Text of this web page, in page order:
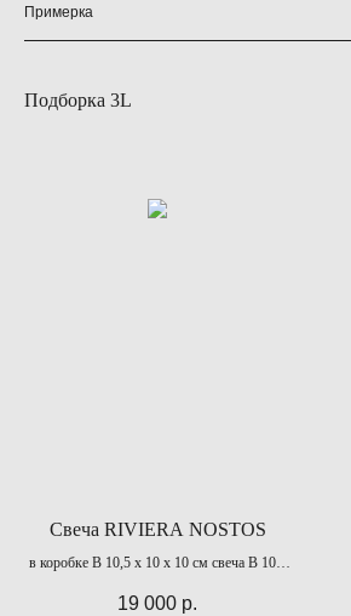
Примерка
Подборка 3L
Свеча RIVIERA NOSTOS
в коробке В 10,5 х 10 х 10 см свеча В 10 х
19 000 р.